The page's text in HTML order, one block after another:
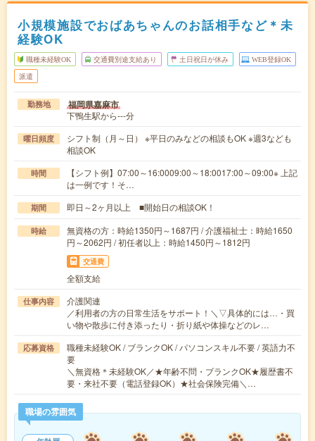
小規模施設でおばあちゃんのお話相手など＊未
経験OK
職種未経験OK 交通費別途支給あり 土日祝日が休み WEB登録OK
派遣
勤務地 福岡県嘉麻市
下鴨生駅から---分
曜日頻度
シフト制（月～日） ※平日のみなどの相談もOK ※週3なども
相談OK
時間
【シフト例】07:00～16:0009:00～18:0017:00～09:00※ 上記
は一例です！そ…
期間 即日～2ヶ月以上 ■開始日の相談OK！
時給
無資格の方：時給1350円～1687円 / 介護福祉士：時給1650
円～2062円 / 初任者以上：時給1450円～1812円
交通費
全額支給
仕事内容
介護関連
／利用者の方の日常生活をサポート！＼▽具体的には…・買
い物や散歩に付き添ったり・折り紙や体操などのレ…
応募資格
職種未経験OK / ブランクOK / パソコンスキル不要 / 英語力不
要
＼無資格＊未経験OK／★年齢不問・ブランクOK★履歴書不
要・来社不要（電話登録OK）★社会保険完備＼…
職場の雰囲気